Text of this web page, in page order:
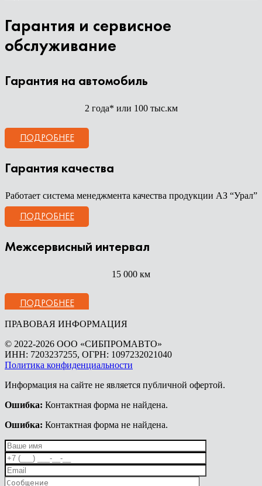
Гарантия и сервисное
обслуживание
Гарантия на автомобиль
2 года* или 100 тыс.км
ПОДРОБНЕЕ
Гарантия качества
Работает система менеджмента качества продукции АЗ “Урал”
ПОДРОБНЕЕ
Межсервисный интервал
15 000 км
ПОДРОБНЕЕ
ПРАВОВАЯ ИНФОРМАЦИЯ
© 2022-2026 ООО «СИБПРОМАВТО»
ИНН: 7203237255, ОГРН: 1097232021040
Политика конфиденциальности
Информация на сайте не является публичной офертой.
Ошибка: Контактная форма не найдена.
Ошибка: Контактная форма не найдена.